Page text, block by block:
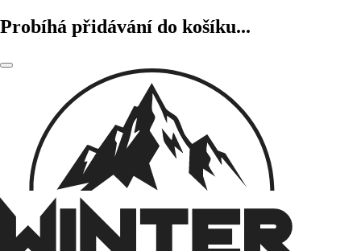
Probíhá přidávání do košíku...